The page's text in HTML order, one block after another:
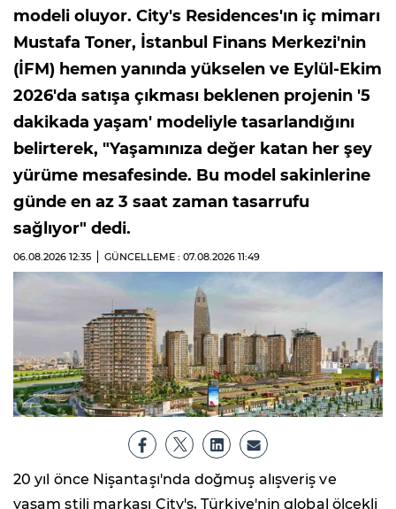
modeli oluyor. City's Residences'ın iç mimarı
Mustafa Toner, İstanbul Finans Merkezi'nin
(İFM) hemen yanında yükselen ve Eylül-Ekim
2026'da satışa çıkması beklenen projenin '5
dakikada yaşam' modeliyle tasarlandığını
belirterek, "Yaşamınıza değer katan her şey
yürüme mesafesinde. Bu model sakinlerine
günde en az 3 saat zaman tasarrufu
sağlıyor" dedi.
06.08.2026 12:35 GÜNCELLEME : 07.08.2026 11:49
20 yıl önce Nişantaşı'nda doğmuş alışveriş ve
yaşam stili markası City's, Türkiye'nin global ölçekli